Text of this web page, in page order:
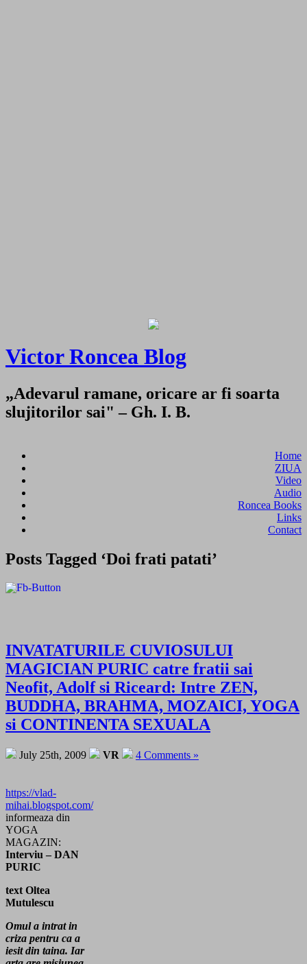
Victor Roncea Blog
„Adevarul ramane, oricare ar fi soarta
slujitorilor sai" – Gh. I. B.
Home
ZIUA
Video
Audio
Roncea Books
Links
Contact
Posts Tagged ‘Doi frati patati’
INVATATURILE CUVIOSULUI
MAGICIAN PURIC catre fratii sai
Neofit, Adolf si Riceard: Intre ZEN,
BUDDHA, BRAHMA, MOZAICI, YOGA
si CONTINENTA SEXUALA
July 25th, 2009 VR 4 Comments »
https://vlad-
mihai.blogspot.com/
informeaza din
YOGA
MAGAZIN:
Interviu – DAN
PURIC
text Oltea
Mutulescu
Omul a intrat in
criza pentru ca a
iesit din taina. Iar